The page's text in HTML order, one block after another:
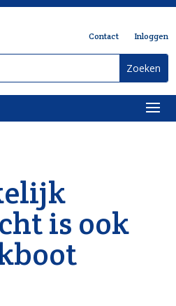
Contact Inloggen
is ook